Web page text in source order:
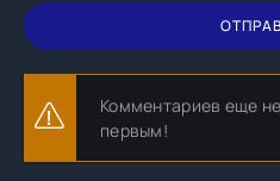
Комментариев еще
первым!